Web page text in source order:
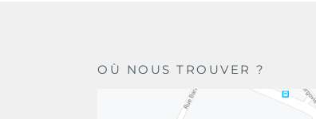
OÙ NOUS TROUVER ?